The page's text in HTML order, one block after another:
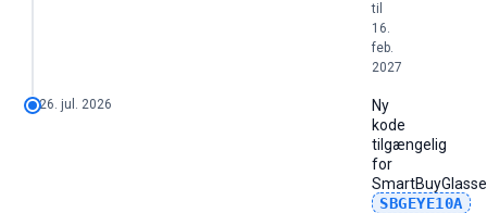
til
16.
feb.
2027
26. jul. 2026
Ny
kode
tilgængelig
for
SBGEYE10A